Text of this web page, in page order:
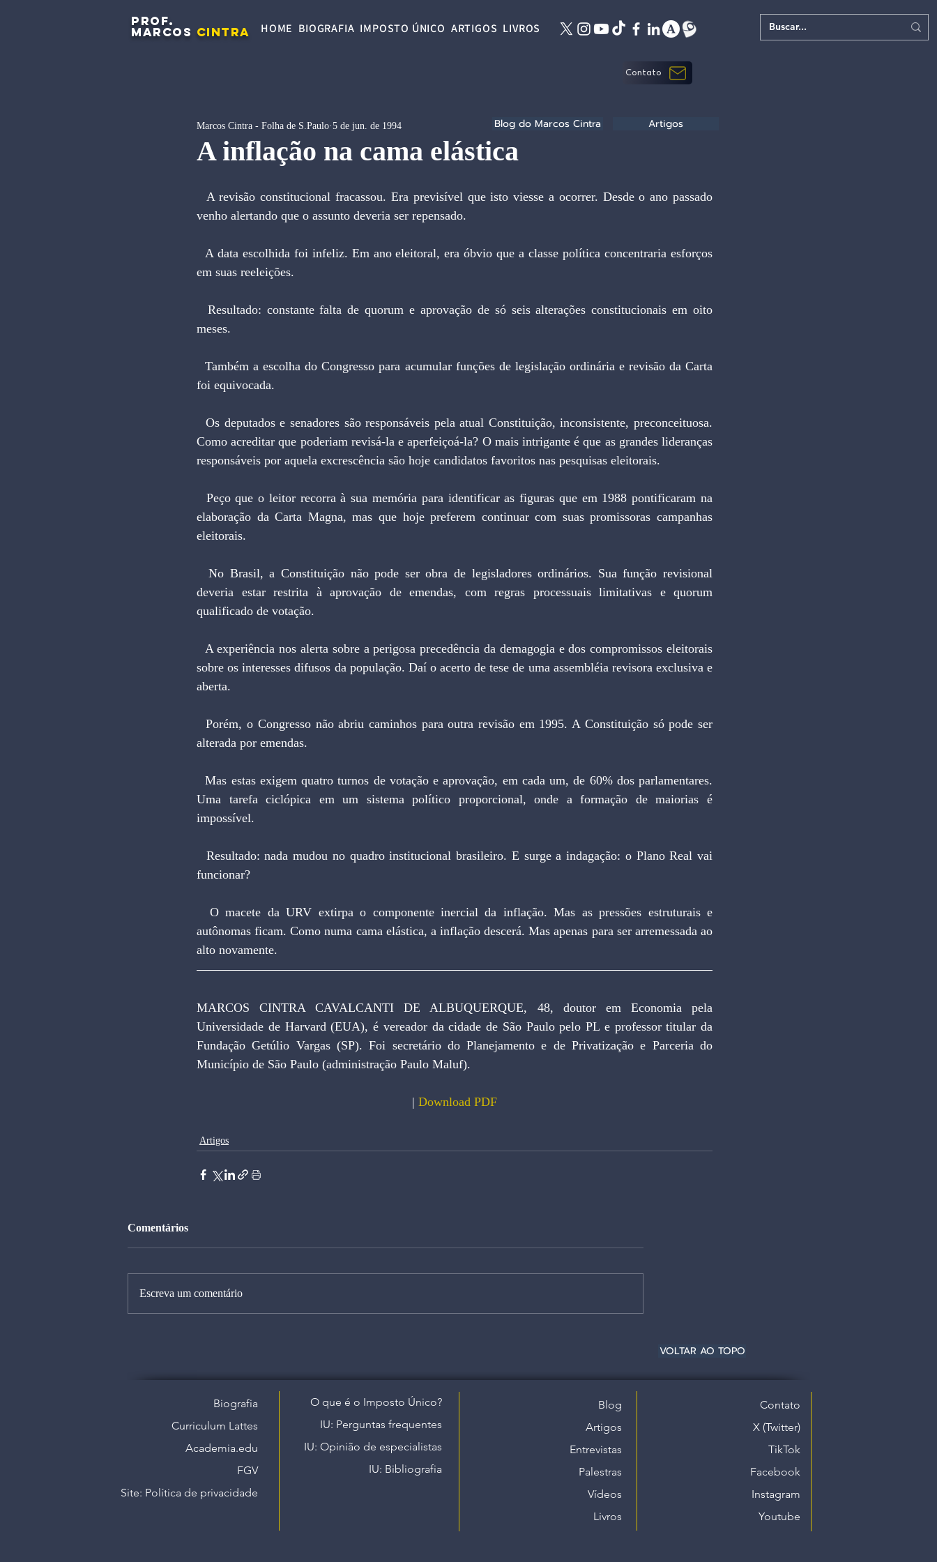
PROF.
MARCOS CINTRA HOME BIOGRAFIA IMPOSTO ÚNICO ARTIGOS LIVROS
Contato
A inflação na cama elástica
Marcos Cintra - Folha de S.Paulo 5 de jun. de 1994
venho alertando que o assunto deveria ser repensado.
em suas reeleições.
meses.
  Também a escolha do Congresso para acumular funções de legislação ordinária e revisão da Carta
foi equivocada.
  Os deputados e senadores são responsáveis pela atual Constituição, inconsistente, preconceituosa.
Como acreditar que poderiam revisá-la e aperfeiçoá-la? O mais intrigante é que as grandes lideranças
responsáveis por aquela excrescência são hoje candidatos favoritos nas pesquisas eleitorais.
elaboração da Carta Magna, mas que hoje preferem continuar com suas promissoras campanhas
eleitorais.
  No Brasil, a Constituição não pode ser obra de legisladores ordinários. Sua função revisional
deveria estar restrita à aprovação de emendas, com regras processuais limitativas e quorum
qualificado de votação.
sobre os interesses difusos da população. Daí o acerto de tese de uma assembléia revisora exclusiva e
aberta.
  Porém, o Congresso não abriu caminhos para outra revisão em 1995. A Constituição só pode ser
alterada por emendas.
  Mas estas exigem quatro turnos de votação e aprovação, em cada um, de 60% dos parlamentares.
Uma tarefa ciclópica em um sistema político proporcional, onde a formação de maiorias é
impossível.
funcionar?
autônomas ficam. Como numa cama elástica, a inflação descerá. Mas apenas para ser arremessada ao
alto novamente.
MARCOS CINTRA CAVALCANTI DE ALBUQUERQUE, 48, doutor em Economia pela
Universidade de Harvard (EUA), é vereador da cidade de São Paulo pelo PL e professor titular da
Fundação Getúlio Vargas (SP). Foi secretário do Planejamento e de Privatização e Parceria do
Município de São Paulo (administração Paulo Maluf).
| Download PDF
Artigos
Comentários
Escreva um comentário
Blog do Marcos Cintra Artigos
VOLTAR AO TOPO
Biografia
Curriculum Lattes
Academia.edu
FGV
Site: Política de privacidade​
O que é o Imposto Único?
IU: Perguntas frequentes
IU: Opinião de especialistas
IU: Bibliografia
Blog
Artigos
Entrevistas
Palestras
Vídeos
Livros
Contato
X (Twitter)
TikTok
Facebook
Instagram
Youtube